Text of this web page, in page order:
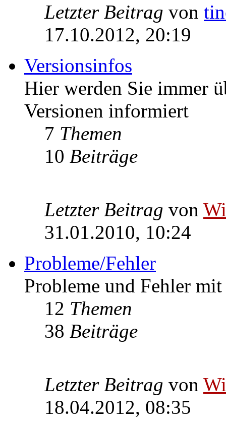
Letzter Beitrag von
17.10.2012, 20:19
Versionsinfos
Hier werden Sie immer
Versionen informiert
7 Themen
10 Beiträge
Letzter Beitrag von
31.01.2010, 10:24
Probleme/Fehler
Probleme und Fehler
12 Themen
38 Beiträge
Letzter Beitrag von
18.04.2012, 08:35